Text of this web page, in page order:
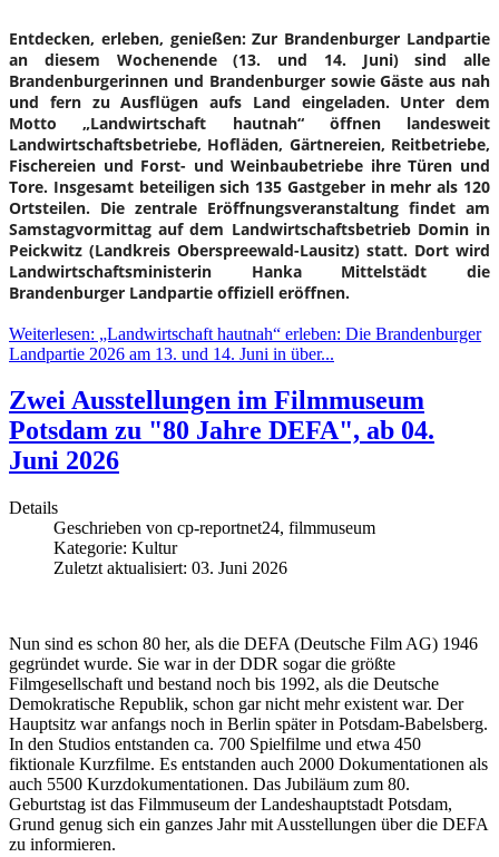
Entdecken, erleben, genießen: Zur Brandenburger Landpartie
an diesem Wochenende (13. und 14. Juni) sind alle
Brandenburgerinnen und Brandenburger sowie Gäste aus nah
und fern zu Ausflügen aufs Land eingeladen. Unter dem
Motto „Landwirtschaft hautnah“ öffnen landesweit
Landwirtschaftsbetriebe, Hofläden, Gärtnereien, Reitbetriebe,
Fischereien und Forst- und Weinbaubetriebe ihre Türen und
Tore. Insgesamt beteiligen sich 135 Gastgeber in mehr als 120
Ortsteilen. Die zentrale Eröffnungsveranstaltung findet am
Samstagvormittag auf dem Landwirtschaftsbetrieb Domin in
Peickwitz (Landkreis Oberspreewald-Lausitz) statt. Dort wird
Landwirtschaftsministerin Hanka Mittelstädt die
Brandenburger Landpartie offiziell eröffnen.
Weiterlesen: „Landwirtschaft hautnah“ erleben: Die Brandenburger
Landpartie 2026 am 13. und 14. Juni in über...
Zwei Ausstellungen im Filmmuseum
Potsdam zu "80 Jahre DEFA", ab 04.
Juni 2026
Details
Geschrieben von cp-reportnet24, filmmuseum
Kategorie: Kultur
Zuletzt aktualisiert: 03. Juni 2026
Nun sind es schon 80 her, als die DEFA (Deutsche Film AG) 1946
gegründet wurde. Sie war in der DDR sogar die größte
Filmgesellschaft und bestand noch bis 1992, als die Deutsche
Demokratische Republik, schon gar nicht mehr existent war. Der
Hauptsitz war anfangs noch in Berlin später in Potsdam-Babelsberg.
In den Studios entstanden ca. 700 Spielfilme und etwa 450
fiktionale Kurzfilme. Es entstanden auch 2000 Dokumentationen als
auch 5500 Kurzdokumentationen. Das Jubiläum zum 80.
Geburtstag ist das Filmmuseum der Landeshauptstadt Potsdam,
Grund genug sich ein ganzes Jahr mit Ausstellungen über die DEFA
zu informieren.